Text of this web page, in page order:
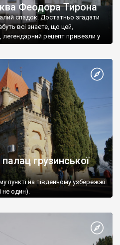
Феодора Тирона
спадок. Достатньо згадати
всі знаєте, що цей,
легендарний рецепт привезли у
грузинської
пункті на південному узбережжі
не один).